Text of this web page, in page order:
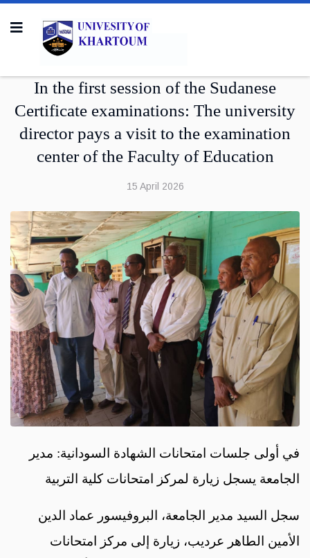
In the first session of the Sudanese
Certificate examinations: The university
director pays a visit to the examination
center of the Faculty of Education
15 April 2026
في أولى جلسات امتحانات الشهادة السودانية: مدير
الجامعة يسجل زيارة لمركز امتحانات كلية التربية
سجل السيد مدير الجامعة، البروفيسور عماد الدين
الأمين الطاهر عرديب، زيارة إلى مركز امتحانات